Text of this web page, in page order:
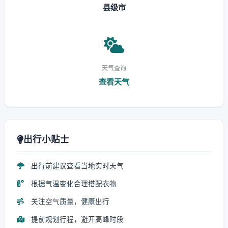
县级市
天气查询
查看天气
出行小贴士
出行前建议查看当地实时天气
根据气温变化合理搭配衣物
关注空气质量，健康出行
提前规划行程，避开高峰时段